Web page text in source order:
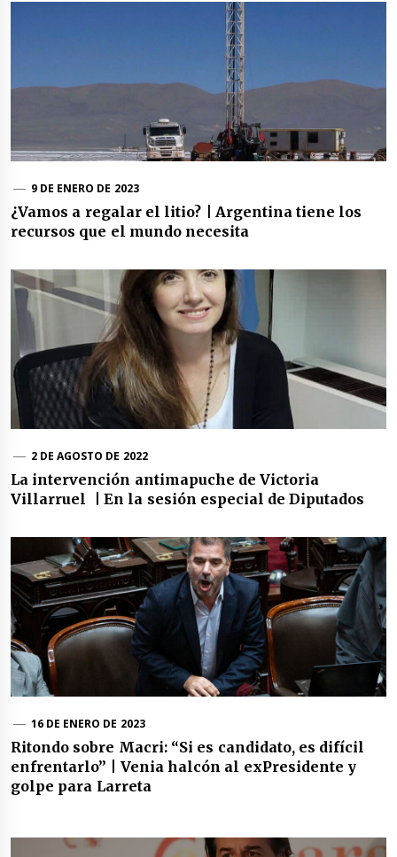
9 DE ENERO DE 2023
¿Vamos a regalar el litio? | Argentina tiene los
recursos que el mundo necesita
2 DE AGOSTO DE 2022
La intervención antimapuche de Victoria
Villarruel | En la sesión especial de Diputados
16 DE ENERO DE 2023
Ritondo sobre Macri: “Si es candidato, es difícil
enfrentarlo” | Venia halcón al exPresidente y
golpe para Larreta
Navegación